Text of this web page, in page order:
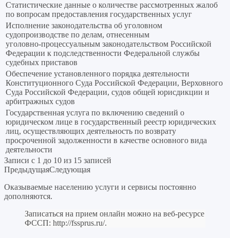
Статистические данные о количестве рассмотренных жалоб
по вопросам предоставления государственных услуг
Исполнение законодательства об уголовном
судопроизводстве по делам, отнесенным
уголовно‑процессуальным законодательством Российской
Федерации к подследственности Федеральной службы
судебных приставов
Обеспечение установленного порядка деятельности
Конституционного Суда Российской Федерации, Верховного
Суда Российской Федерации, судов общей юрисдикции и
арбитражных судов
Государственная услуга по включению сведений о
юридическом лице в государственный реестр юридических
лиц, осуществляющих деятельность по возврату
просроченной задолженности в качестве основного вида
деятельности
Записи с 1 до 10 из 15 записей
ПредыдущаяСледующая
Оказываемые населению услуги и сервисы постоянно
дополняются.
Записаться на прием онлайн можно на веб-ресурсе
ФССП: http://fssprus.ru/.